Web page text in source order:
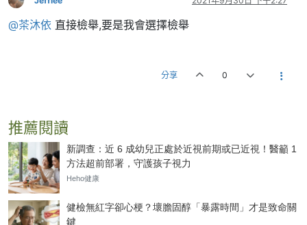
@茶沐依 直接檢舉,要是我會選擇檢舉
分享 0
推薦閱讀